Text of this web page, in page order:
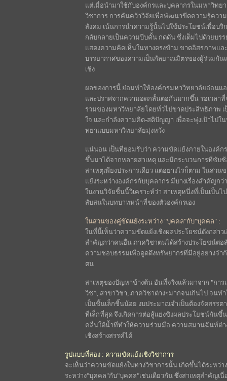
แต่เมื่อนำมาใช้กับองค์กรและบุคลากรในมหาวิทยา
วิชาการ การค้นคว้าวิจัยเพื่อพัฒนาขีดความรู้ควา
สังคม เน้นการนำความรู้นั้นไปใช้ประโยชน์เพื่อบริ
กลับกลายเป็นความบีบคั้น กดดัน ซึ่งเต็มไปด้วยบร
แสดงความคิดเห็นในทางตรงข้าม ขาดอิสรภาพแล
บรรยากาศของความเป็นกัลยาณมิตรของผู้ร่วมกัน
เชิง
ผลของการนี้ ย่อมทำให้องค์กรมหาวิทยาลัยอ่อนแ
และปราศจากความอดกลั้นต่อกันมากขึ้น รอเวลาที่
รวมของมหาวิทยาลัยโดยทั่วไปขาดประสิทธิภาพ
ใจ และกำลังความคิด-สติปัญญา เพื่อจะพุ่งเป้าไป
ทยาแบบมหาวิทยาลัยมุ่งหวัง
แน่นอน เป็นที่ยอมรับว่า ความขัดแย้งภายในองค์กร
ขึ้นมาได้จากหลายสาเหตุ และมีกระบวนการที่ซับซ้
สาเหตุเพียงประการเดียว แต่อย่างไรก็ตาม ในส่ว
แย้งระหว่างองค์กรกับบุคลากร มีบางเรื่องสำคัญก
ในงานวิจัยชิ้นนี้วิเคราะห์ว่า สาเหตุหนึ่งที่เป็นเป็น
สับสนในบทบาทหน้าที่ของตัวองค์กรเอง
ในส่วนของคู่ขัดแย้งระหว่าง "บุคคล"กับ"บุคคล" :
ในที่นี้เห็นว่าความขัดแย้งเชิงผลประโยชน์ดังกล่าว
สำคัญกว่าคนอื่น ภาควิชาตนได้สร้างประโยชน์ต่อ
ความชอบธรรมเพื่อดูดดึงทรัพยากรที่มีอยู่อย่างจำ
ตน
สาเหตุของปัญหาข้างต้น อันที่จริงแล้วมาจาก "กา
วิชา, สาขาวิชา, ภาควิชาต่างๆมากจนเกินไป จนท
เป็นชิ้นเล็กชิ้นน้อย งบประมาณจำเป็นต้องจัดสรรต
ที่เล็กที่สุด จึงเกิดการต่อสู้แย่งชิงผลประโยชน์กันขึ้
คลื่นใต้น้ำที่ทำให้ความร่วมมือ ความสมานฉันท์ต่า
เชิงสร้างสรรค์ได้
รูปแบบที่สอง : ความขัดแย้งเชิงวิชาการ
จะเห็นว่าความขัดแย้งในทางวิชาการนั้น เกิดขึ้นได้ระหว่
ระหว่าง"บุคคล"กับ"บุคคล"เช่นเดียวกัน ซึ่งสาเหตุสำคัญเ